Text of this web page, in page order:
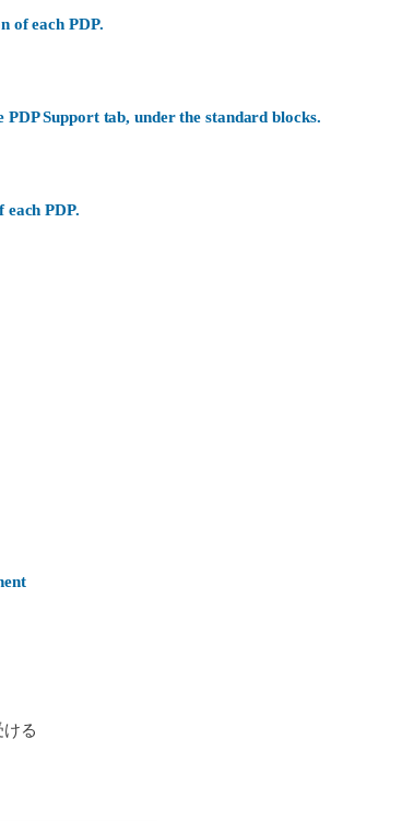
of each PDP.
Support tab, under the standard blocks.
each PDP.
る